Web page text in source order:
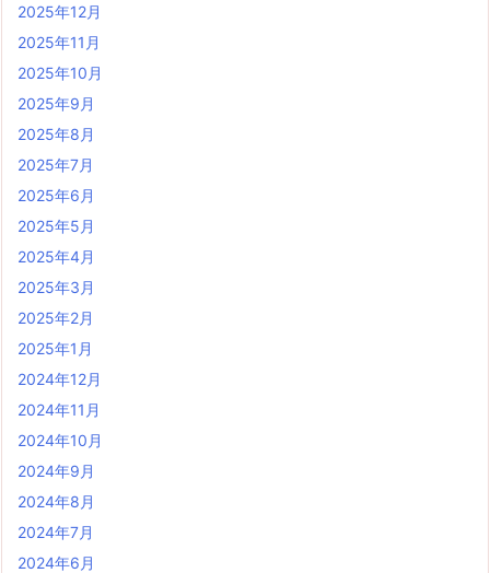
2025年12月
2025年11月
2025年10月
2025年9月
2025年8月
2025年7月
2025年6月
2025年5月
2025年4月
2025年3月
2025年2月
2025年1月
2024年12月
2024年11月
2024年10月
2024年9月
2024年8月
2024年7月
2024年6月